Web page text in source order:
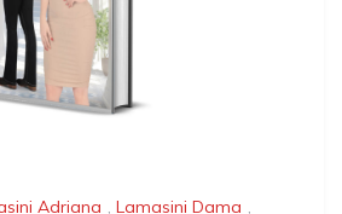
Adriana , Lamasini Dama ,